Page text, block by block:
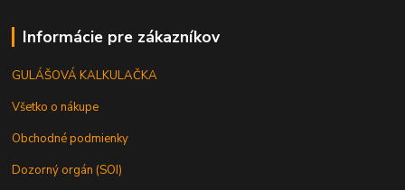
Informácie pre zákazníkov
GULÁŠOVÁ KALKULAČKA
Všetko o nákupe
Obchodné podmienky
Dozorný orgán (SOI)